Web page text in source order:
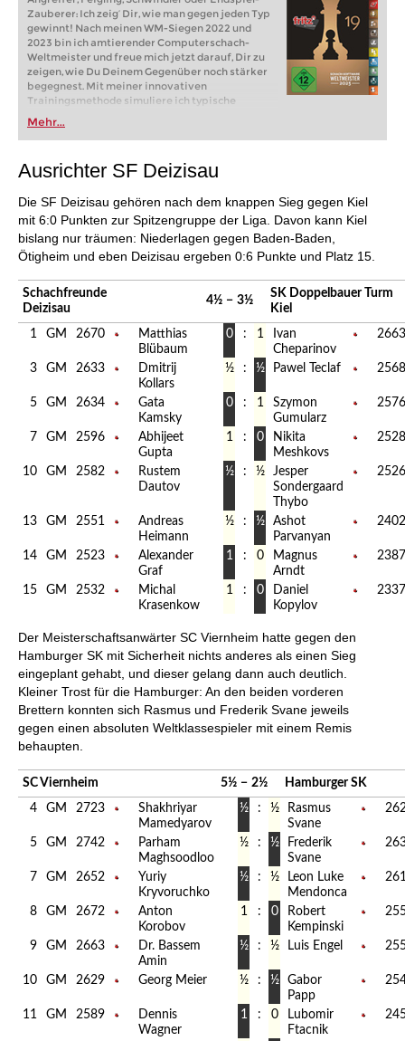
Zauberer: Ich zeig‘ Dir, wie man gegen jeden Typ
gewinnt! Nach meinen WM-Siegen 2022 und
2023 bin ich amtierender Computerschach-
Weltmeister und freue mich jetzt darauf, Dir zu
zeigen, wie Du Deinem Gegenüber noch stärker
begegnest. Mit meiner innovativen
Trainingsmethode simuliere ich typische
Spieler-Persönlichkeiten, die Du aus Turnieren
und Onlineschach kennst: forsche Angreifer,
vorsichtige Feiglinge, lahme Passivspieler, aber
wie es geht! Und für schöne Angriffe,
ChessBase Cards als Belohnung für Dich.
Mehr...
Ausrichter SF Deizisau
Die SF Deizisau gehören nach dem knappen Sieg gegen Kiel
mit 6:0 Punkten zur Spitzengruppe der Liga. Davon kann Kiel
bislang nur träumen: Niederlagen gegen Baden-Baden,
Ötigheim und eben Deizisau ergeben 0:6 Punkte und Platz 15.
Schachfreunde
Deizisau
4½ − 3½
SK Doppelbauer Turm
Kiel
1
GM 2670
Matthias
Blübaum
0 : 1
Ivan
Cheparinov
2663
3 GM 2633
Dmitrij
Kollars
½ : ½ Pawel Teclaf 2568
5 GM 2634
Gata
Kamsky
0 : 1
Szymon
Gumularz
2576
7 GM 2596
Abhijeet
Gupta
1 : 0
Nikita
Meshkovs
2528
10 GM 2582
Rustem
Dautov
½ : ½
Jesper
Sondergaard
Thybo
2526
13 GM 2551
Andreas
Heimann
½ : ½
Ashot
Parvanyan
2402
14 GM 2523
Alexander
Graf
1 : 0
Magnus
Arndt
2387
15 GM 2532
Michal
Krasenkow
1 : 0
Daniel
Kopylov
2337
Der Meisterschaftsanwärter SC Viernheim hatte gegen den
Hamburger SK mit Sicherheit nichts anderes als einen Sieg
eingeplant gehabt, und dieser gelang dann auch deutlich.
Kleiner Trost für die Hamburger: An den beiden vorderen
Brettern konnten sich Rasmus und Frederik Svane jeweils
gegen einen absoluten Weltklassespieler mit einem Remis
behaupten.
SC Viernheim 5½ − 2½
Hamburger SK
4
GM 2723
Shakhriyar
Mamedyarov
½ : ½
Rasmus
Svane
5 GM 2742
Parham
Maghsoodloo
½ : ½
Frederik
Svane
7 GM 2652
Yuriy
Kryvoruchko
½ : ½
Leon Luke
Mendonca
8 GM 2672
Anton
Korobov
1 : 0
Robert
Kempinski
9 GM 2663
Dr. Bassem
Amin
½ : ½ Luis Engel
10 GM 2629 Georg Meier ½ : ½
Gabor
Papp
11 GM 2589
Dennis
Wagner
1 : 0
Lubomir
Ftacnik